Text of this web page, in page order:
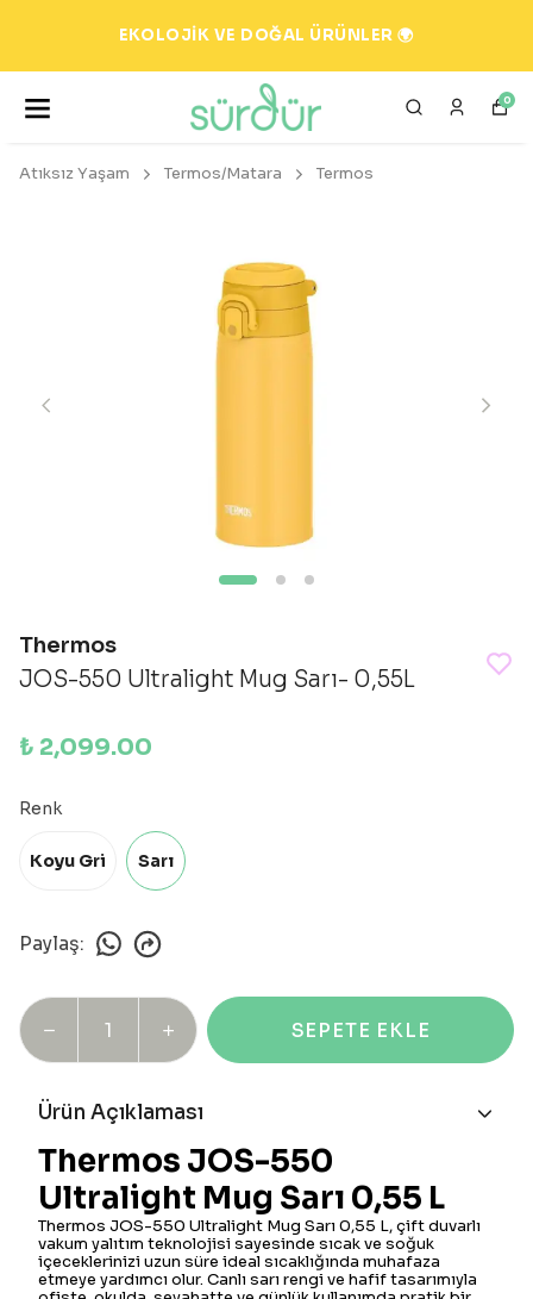
EKOLOJİK VE DOĞAL ÜRÜNLER 🌍
0
Atıksız Yaşam Termos/Matara Termos
Thermos
JOS-550 Ultralight Mug Sarı- 0,55L
₺ 2,099.00
Renk
Koyu Gri Sarı
Paylaş:
SEPETE EKLE
Ürün Açıklaması
Thermos JOS-550
Ultralight Mug Sarı 0,55 L
Thermos JOS-550 Ultralight Mug Sarı 0,55 L, çift duvarlı
vakum yalıtım teknolojisi sayesinde sıcak ve soğuk
içeceklerinizi uzun süre ideal sıcaklığında muhafaza
etmeye yardımcı olur. Canlı sarı rengi ve hafif tasarımıyla